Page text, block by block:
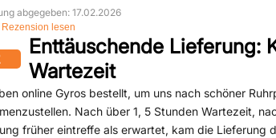
abgegeben: 17.02.2026
lesen
Enttäuschende Lieferung:
Wartezeit
online Gyros bestellt, um uns nach schöner
Nach über 1, 5 Stunden Wartezeit,
früher eintreffe als erwartet, kam die Lieferung